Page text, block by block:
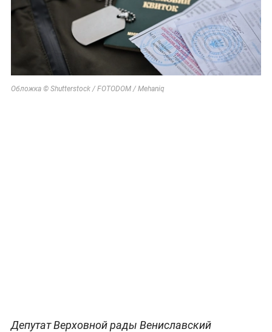
Обложка © Shutterstock / FOTODOM / Mehaniq
Депутат Верховной рады Вениславский